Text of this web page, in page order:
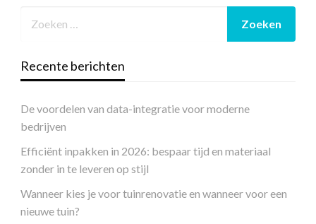
Recente berichten
De voordelen van data-integratie voor moderne
bedrijven
Efficiënt inpakken in 2026: bespaar tijd en materiaal
zonder in te leveren op stijl
Wanneer kies je voor tuinrenovatie en wanneer voor een
nieuwe tuin?